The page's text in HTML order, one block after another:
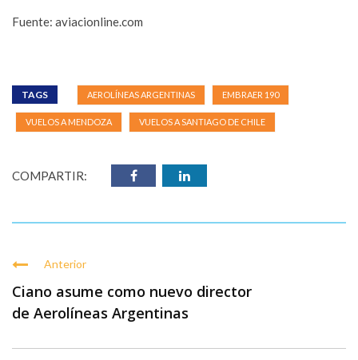
Fuente: aviacionline.com
TAGS AEROLÍNEAS ARGENTINAS EMBRAER 190
VUELOS A MENDOZA VUELOS A SANTIAGO DE CHILE
COMPARTIR:
Anterior
Ciano asume como nuevo director
de Aerolíneas Argentinas